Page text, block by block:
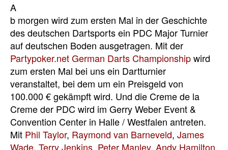
A
b morgen wird zum ersten Mal in der Geschichte
desdeutschen Dartsports ein PDC Major Turnier
auf deutschen Boden ausgetragen. Mit der
Partypoker.net German Darts Championshipwird
zum ersten Mal bei uns ein Dartturnier
veranstaltet, bei dem um ein Preisgeld von
100.000 € gekämpft wird. Und die Creme de la
Creme der PDC wird im Gerry Weber Event &
Convention Center in Halle / Westfalen antreten.
Mit Phil Taylor, Raymond van Barneveld, James
Wade, Terry Jenkins, Peter Manley, Andy Hamilton,